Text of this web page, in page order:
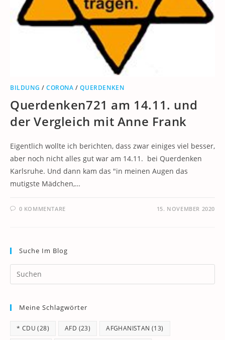
BILDUNG /CORONA /QUERDENKEN
Querdenken721 am 14.11. und
der Vergleich mit Anne Frank
Eigentlich wollte ich berichten, dass zwar einiges viel besser,
aber noch nicht alles gut war am 14.11. bei Querdenken
Karlsruhe. Und dann kam das "in meinen Augen das
mutigste Mädchen,…
0 KOMMENTARE 15. NOVEMBER 2020
Suche Im Blog
Meine Schlagwörter
* CDU (28) AFD (23) AFGHANISTAN (13)